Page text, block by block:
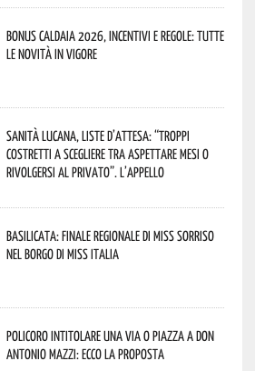
Bonus caldaia 2026, incentivi e regole: tutte
le novità in vigore
Sanità lucana, liste d’attesa: “Troppi
costretti a scegliere tra aspettare mesi o
rivolgersi al privato”. L’appello
Basilicata: finale regionale di Miss Sorriso
nel borgo di Miss Italia
Policoro intitolare una via o piazza a don
Antonio Mazzi: ecco la proposta